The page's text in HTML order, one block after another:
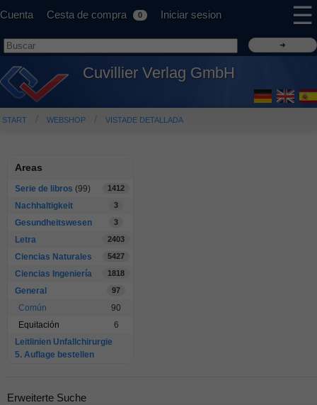
Cuenta Cesta de compra 0 Iniciar sesion ☰
Cuvillier Verlag GmbH
START WEBSHOP VISTADE DETALLADA
Areas
Serie de libros (99) 1412
Nachhaltigkeit 3
Gesundheitswesen 3
Letra 2403
Ciencias Naturales 5427
Ciencias Ingeniería 1818
General 97
Común
90
Equitación
6
Leitlinien Unfallchirurgie
5. Auflage bestellen
Erweiterte Suche